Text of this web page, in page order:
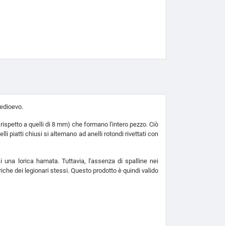
a quelli di 8 mm) che formano l'intero pezzo. Ciò
piatti chiusi si alternano ad anelli rotondi rivettati con
lorica hamata. Tuttavia, l'assenza di spalline nei
dei legionari stessi. Questo prodotto è quindi valido